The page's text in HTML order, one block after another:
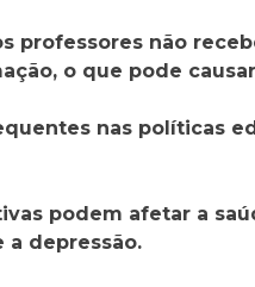
professores não
o que pode
nas políticas
podem afetar a
a depressão.